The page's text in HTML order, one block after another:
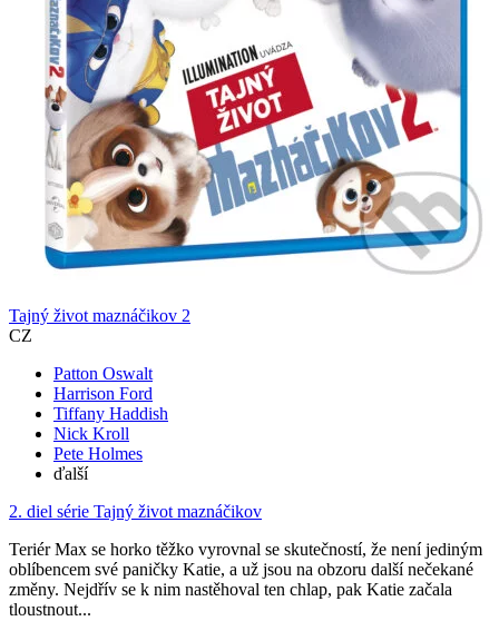
Tajný život maznáčikov 2
CZ
Patton Oswalt
Harrison Ford
Tiffany Haddish
Nick Kroll
Pete Holmes
ďalší
2. diel série Tajný život maznáčikov
Teriér Max se horko těžko vyrovnal se skutečností, že není jediným
oblíbencem své paničky Katie, a už jsou na obzoru další nečekané
změny. Nejdřív se k nim nastěhoval ten chlap, pak Katie začala
tloustnout...